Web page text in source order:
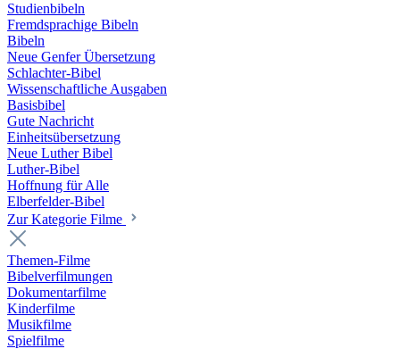
Studienbibeln
Fremdsprachige Bibeln
Bibeln
Neue Genfer Übersetzung
Schlachter-Bibel
Wissenschaftliche Ausgaben
Basisbibel
Gute Nachricht
Einheitsübersetzung
Neue Luther Bibel
Luther-Bibel
Hoffnung für Alle
Elberfelder-Bibel
Zur Kategorie Filme
Themen-Filme
Bibelverfilmungen
Dokumentarfilme
Kinderfilme
Musikfilme
Spielfilme